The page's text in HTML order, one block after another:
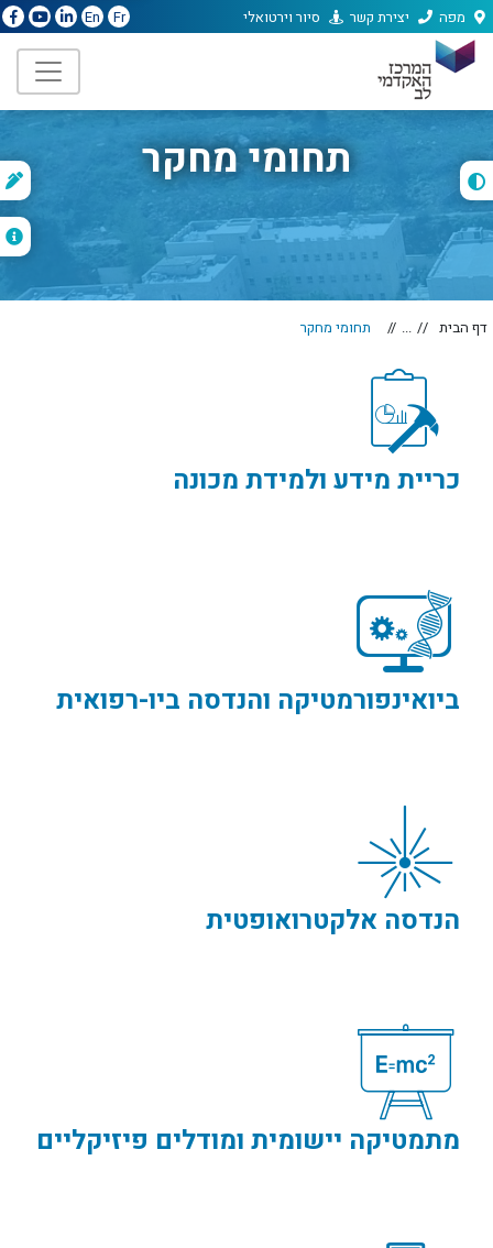
מפה יצירת קשר סיור וירטואלי Fr
En
תחומי מחקר
דף הבית ... תחומי מחקר
כריית מידע ולמידת מכונה
ביואינפורמטיקה והנדסה ביו-רפואית
הנדסה אלקטרואופטית
מתמטיקה יישומית ומודלים פיזיקליים